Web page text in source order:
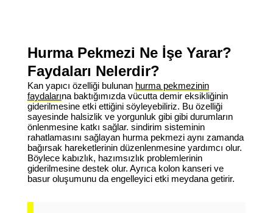
Hurma Pekmezi Ne İşe Yarar?
Faydaları Nelerdir?
Kan yapıcı özelliği bulunan hurma pekmezinin
faydalarına baktığımızda vücutta demir eksikliğinin
giderilmesine etki ettiğini söyleyebiliriz. Bu özelliği
sayesinde halsizlik ve yorgunluk gibi gibi durumların
önlenmesine katkı sağlar. sindirim sisteminin
rahatlamasını sağlayan hurma pekmezi aynı zamanda
bağırsak hareketlerinin düzenlenmesine yardımcı olur.
Böylece kabızlık, hazımsızlık problemlerinin
giderilmesine destek olur. Ayrıca kolon kanseri ve
basur oluşumunu da engelleyici etki meydana getirir.